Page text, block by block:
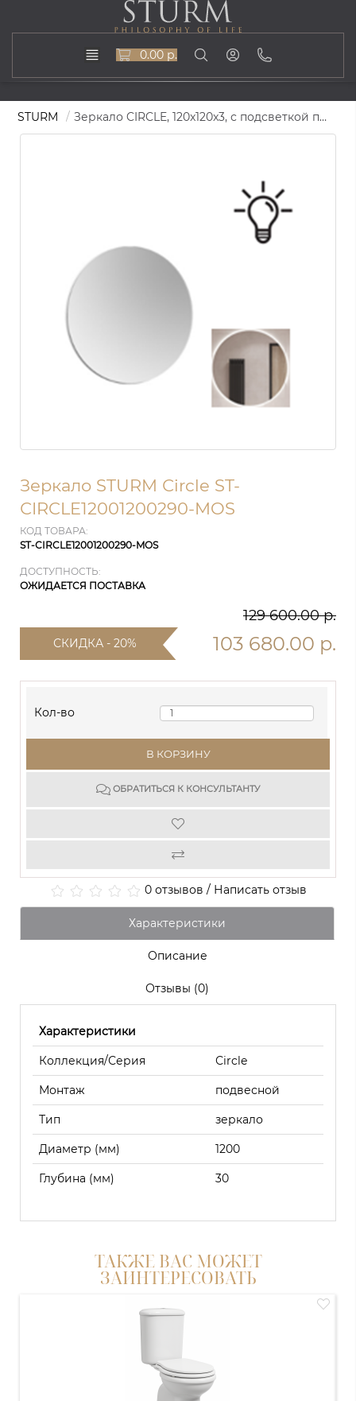
0.00 р.
STURM Зеркало CIRCLE, 120x120x3, с подсветкой по периметру, ST-СIRCLE12001200290-MOS
Зеркало STURM Сircle ST-
СIRCLE12001200290-MOS
КОД ТОВАРА:
ST-СIRCLE12001200290-MOS
ДОСТУПНОСТЬ:
ОЖИДАЕТСЯ ПОСТАВКА
129 600.00 р.
СКИДКА - 20% 103 680.00 р.
Кол-во
В КОРЗИНУ
ОБРАТИТЬСЯ К КОНСУЛЬТАНТУ
0 отзывов / Написать отзыв
Характеристики
Описание
Отзывы (0)
Характеристики
Коллекция/Серия Сircle
Монтаж подвесной
Тип зеркало
Диаметр (мм) 1200
Глубина (мм) 30
ТАКЖЕ ВАС МОЖЕТ
ЗАИНТЕРЕСОВАТЬ